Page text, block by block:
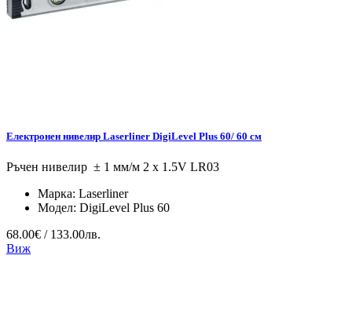
Електронен нивелир Laserliner DigiLevel Plus 60/ 60 см
Ръчен нивелир ± 1 мм/м 2 x 1.5V LR03
Марка: Laserliner
Модел: DigiLevel Plus 60
68.00€ / 133.00лв.
Виж